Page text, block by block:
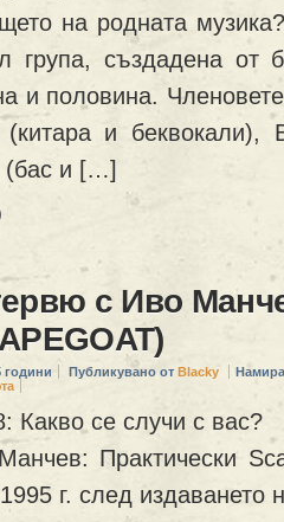
на родната
група, създадена от
и половина.
(китара и беквокали),
(бас и […]
с Иво
години Публикувано от Blacky
Какво се случи с вас?
Практически
г. след издаването